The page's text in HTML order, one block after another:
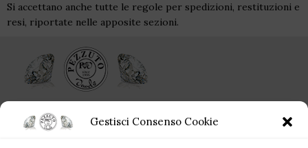
Gestisci Consenso Cookie
Si accettano anche tutte le regole per spedizioni, restituzioni e
resi, riportate nelle apposite sezioni.
Ogni singolo gioiello acquistato da Pezzuto Jewels è per sempre!